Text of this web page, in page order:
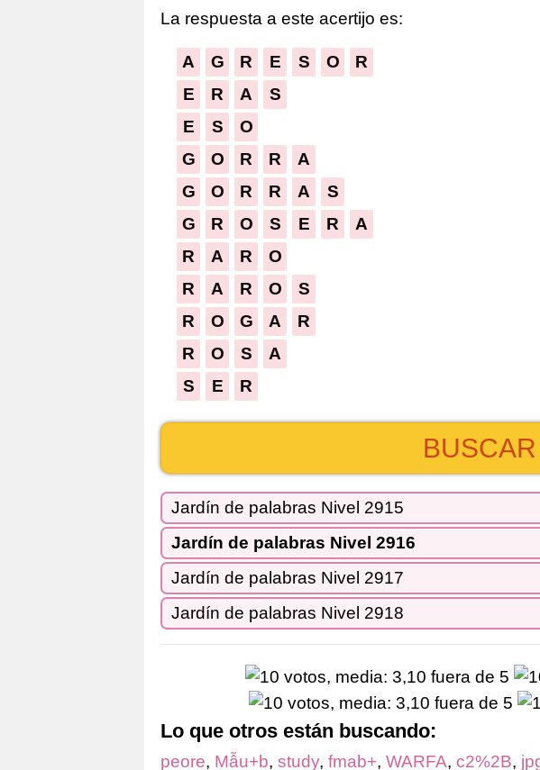
La respuesta a este acertijo es:
A G R E S O
R
E
R A
S
E
S
O
G
O R R
A
G
O R R A
S
G
R O S E R
A
R
A R
O
R
A R O
S
R
O G A
R
R
O S
A
S
E R
Jardín de palabras Nivel 2915
Jardín de palabras Nivel 2916
Jardín de palabras Nivel 2917
Jardín de palabras Nivel 2918
Lo que otros están buscando:
peore, Mẫu+b, study, fmab+, WARFA, c2%2B,